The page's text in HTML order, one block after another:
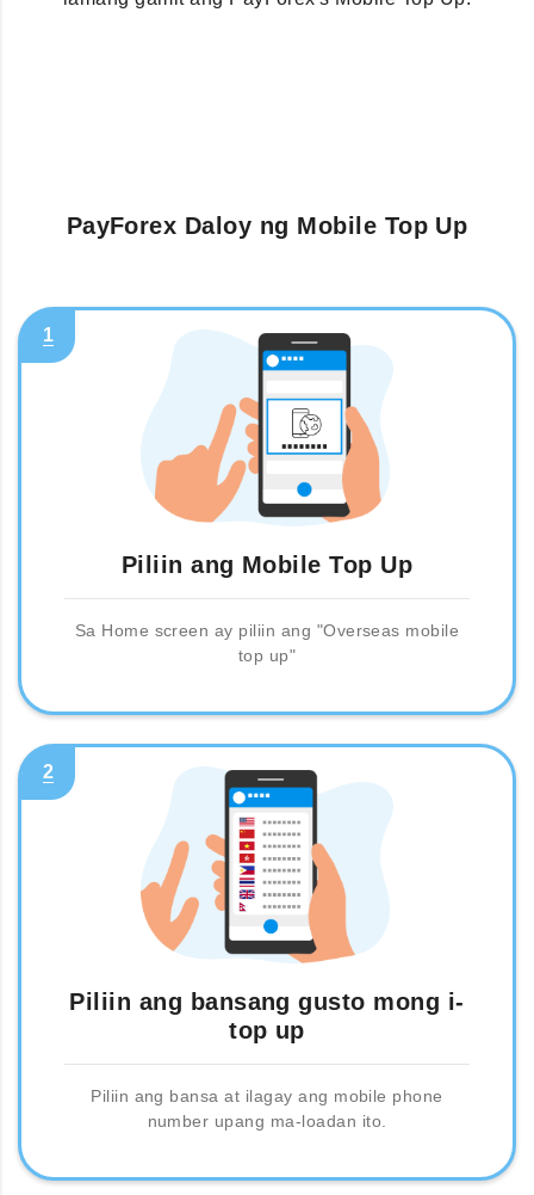
PayForex Daloy ng Mobile Top Up
1
Piliin ang Mobile Top Up
Sa Home screen ay piliin ang "Overseas mobile
top up"
2
Piliin ang bansang gusto mong i-
top up
Piliin ang bansa at ilagay ang mobile phone
number upang ma-loadan ito.